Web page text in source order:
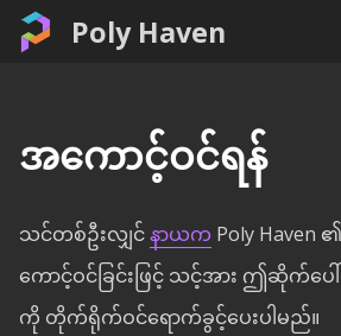
Poly Haven
အကောင့်ဝင်ရန်
သင်တစ်ဦးလျှင်နာယက Poly
ကောင့်ဝင်ခြင်းဖြင့် သင့်အား ဤဆိုက်ပေ
ကို တိုက်ရိုက်ဝင်ရောက်ခွင့်ပေးပါမည်။